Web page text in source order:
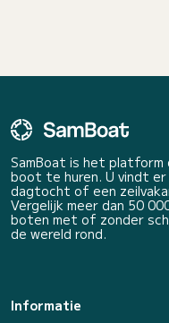
SamBoat is het platform
boot te huren. U vindt
dagtocht of een
Vergelijk meer dan 50
boten met of zonder
de wereld rond.
Informatie